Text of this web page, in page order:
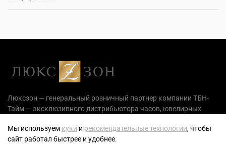
Люксзон — генеральный розничный партнер компании ТБН-
Тайм — эксклюзивного дистрибьютора часов, ювелирных
Мы используем куки и рекомендательные технологии, чтобы
сайт работал быстрее и удобнее.